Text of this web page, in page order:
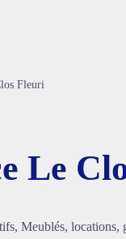
Voir l'image en
Fleuri
Le
Meublés, locations,